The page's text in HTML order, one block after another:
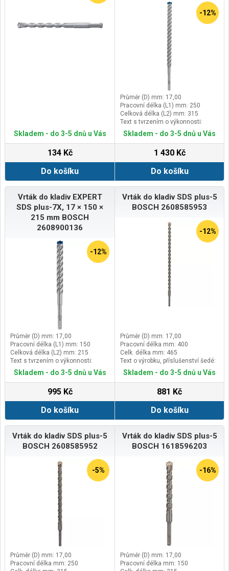
Skladem - do 3-5 dnů u Vás
134 Kč
Do košíku
-12%
Průměr (D) mm: 17,00
Pracovní délka (L1) mm: 250
Celková délka (L2) mm: 315
Text s tvrzením o výkonnosti:
Vydrží až 3× déle než vrták Bosch
SDS plus-3
Skladem - do 3-5 dnů u Vás
1 430 Kč
Do košíku
Vrták do kladiv EXPERT
SDS plus-7X, 17 × 150 ×
215 mm BOSCH
2608900136
-12%
Průměr (D) mm: 17,00
Pracovní délka (L1) mm: 150
Celková délka (L2) mm: 215
Text s tvrzením o výkonnosti:
Vydrží až 3× déle než vrták Bosch
SDS plus-3
Skladem - do 3-5 dnů u Vás
995 Kč
Do košíku
Vrták do kladiv SDS plus-5
BOSCH 2608585953
-12%
Průměr (D) mm: 17,00
Pracovní délka mm: 400
Celk. délka mm: 465
Text o výrobku, příslušenství šedé:
Balení 1 ks
Skladem - do 3-5 dnů u Vás
881 Kč
Do košíku
Vrták do kladiv SDS plus-5
BOSCH 2608585952
-5%
Průměr (D) mm: 17,00
Pracovní délka mm: 250
Vrták do kladiv SDS plus-5
BOSCH 1618596203
-16%
Průměr (D) mm: 17,00
Pracovní délka mm: 150